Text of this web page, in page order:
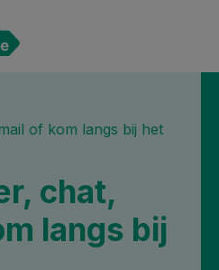
of kom langs bij het
chat,
langs bij